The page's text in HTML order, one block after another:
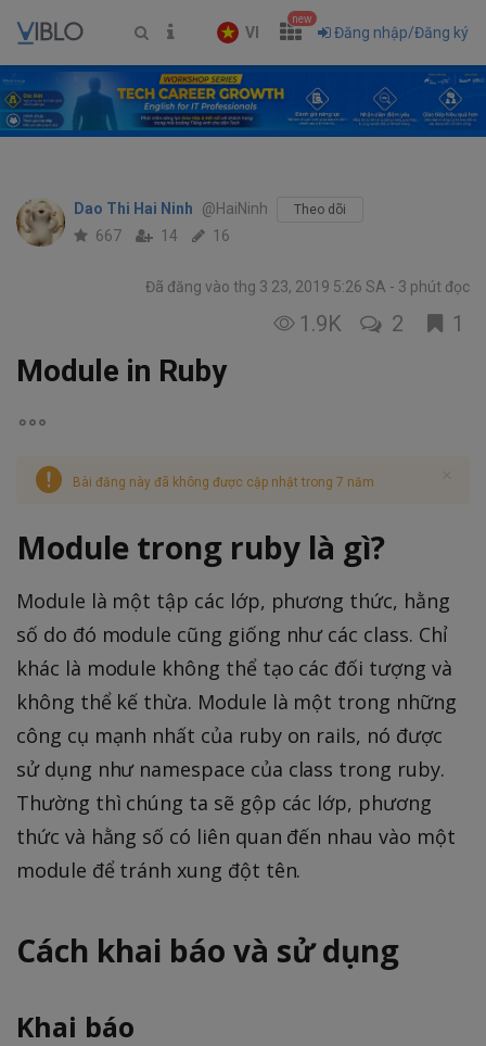
VI
new
Đăng nhập/Đăng ký
Dao Thi Hai Ninh @HaiNinh Theo dõi
667 14 16
Đã đăng vào thg 3 23, 2019 5:26 SA 3 phút đọc
1.9K 2 1
Module in Ruby
Bài đăng này đã không được cập nhật trong 7 năm
Module trong ruby là gì?
Module là một tập các lớp, phương thức, hằng
số do đó module cũng giống như các class. Chỉ
khác là module không thể tạo các đối tượng và
không thể kế thừa. Module là một trong những
công cụ mạnh nhất của ruby on rails, nó được
sử dụng như namespace của class trong ruby.
Thường thì chúng ta sẽ gộp các lớp, phương
thức và hằng số có liên quan đến nhau vào một
module để tránh xung đột tên.
Cách khai báo và sử dụng
Khai báo